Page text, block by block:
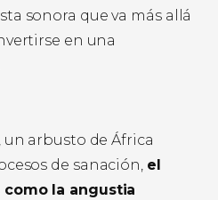
sonora que va más allá
en una
arbusto de África
de sanación, el
la angustia